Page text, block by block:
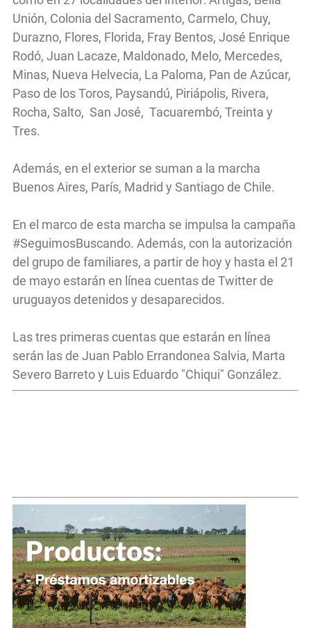
Unión, Colonia del Sacramento, Carmelo, Chuy,
Durazno, Flores, Florida, Fray Bentos, José Enrique
Rodó, Juan Lacaze, Maldonado, Melo, Mercedes,
Minas, Nueva Helvecia, La Paloma, Pan de Azúcar,
Paso de los Toros, Paysandú, Piriápolis, Rivera,
Rocha, Salto, San José, Tacuarembó, Treinta y
Tres.
Además, en el exterior se suman a la marcha
Buenos Aires, París, Madrid y Santiago de Chile.
En el marco de esta marcha se impulsa la campaña
#SeguimosBuscando. Además, con la autorización
del grupo de familiares, a partir de hoy y hasta el 21
de mayo estarán en línea cuentas de Twitter de
uruguayos detenidos y desaparecidos.
Las tres primeras cuentas que estarán en línea
serán las de Juan Pablo Errandonea Salvia, Marta
Severo Barreto y Luis Eduardo "Chiqui" González.